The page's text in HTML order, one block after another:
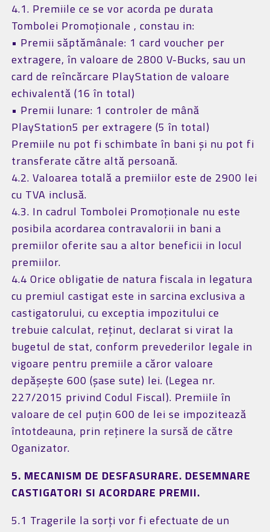
4.1. Premiile ce se vor acorda pe durata
Tombolei Promoționale , constau in:
• Premii săptămânale: 1 card voucher per
extragere, în valoare de 2800 V-Bucks, sau un
card de reîncărcare PlayStation de valoare
echivalentă (16 în total)
• Premii lunare: 1 controler de mână
PlayStation5 per extragere (5 în total)
Premiile nu pot fi schimbate în bani și nu pot fi
transferate către altă persoană.
4.2. Valoarea totală a premiilor este de 2900 lei
cu TVA inclusă.
4.3. In cadrul Tombolei Promoționale nu este
posibila acordarea contravalorii in bani a
premiilor oferite sau a altor beneficii in locul
premiilor.
4.4 Orice obligatie de natura fiscala in legatura
cu premiul castigat este in sarcina exclusiva a
castigatorului, cu exceptia impozitului ce
trebuie calculat, reținut, declarat si virat la
bugetul de stat, conform prevederilor legale in
vigoare pentru premiile a căror valoare
depășește 600 (șase sute) lei. (Legea nr.
227/2015 privind Codul Fiscal). Premiile în
valoare de cel puțin 600 de lei se impozitează
întotdeauna, prin reținere la sursă de către
Oganizator.
5. MECANISM DE DESFASURARE. DESEMNARE
CASTIGATORI SI ACORDARE PREMII.
5.1 Tragerile la sorți vor fi efectuate de un